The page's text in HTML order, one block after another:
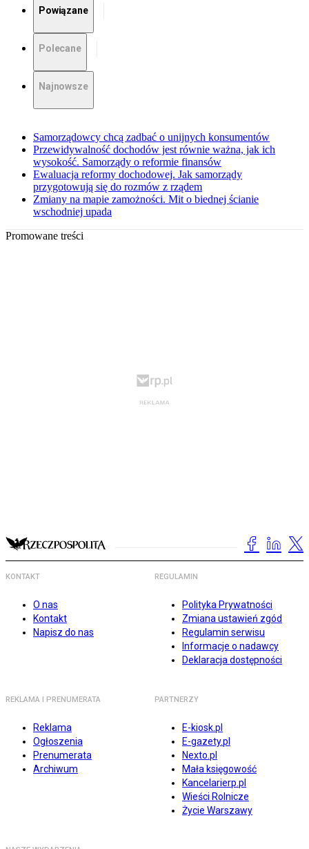
Powiązane
Polecane
Najnowsze
Samorządowcy chcą zadbać o unijnych konsumentów
Przewidywalność dochodów jest równie ważna, jak ich
wysokość. Samorządy o reformie finansów
Ewaluacja reformy dochodowej. Jak samorządy
przygotowują się do rozmów z rządem
Zmiany na mapie zamożności. Mit o biednej ścianie
wschodniej upada
Promowane treści
KONTAKT
O nas
Kontakt
Napisz do nas
REGULAMIN
Polityka Prywatności
Zmiana ustawień zgód
Regulamin serwisu
Informacje o nadawcy
Deklaracja dostępności
REKLAMA I PRENUMERATA
Reklama
Ogłoszenia
Prenumerata
Archiwum
PARTNERZY
E-kiosk.pl
E-gazety.pl
Nexto.pl
Mała księgowość
Kancelarierp.pl
Wieści Rolnicze
Życie Warszawy